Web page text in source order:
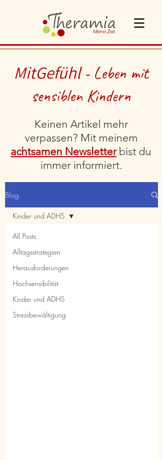
MitGefühl - Leben mit
sensiblen Kindern
Keinen Artikel mehr
verpassen? Mit meinem
achtsamen Newsletterbist du
immer informiert.
Blog
All Posts
Alltagsstrategien
Herausforderungen
Hochsensibilität
Kinder und ADHS
Stressbewältigung
Kinder und ADHS